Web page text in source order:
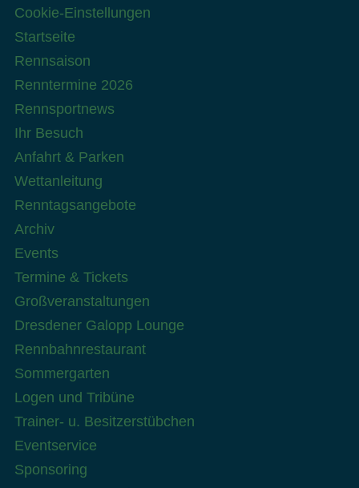
Cookie-Einstellungen
Startseite
Rennsaison
Renntermine 2026
Rennsportnews
Ihr Besuch
Anfahrt & Parken
Wettanleitung
Renntagsangebote
Archiv
Events
Termine & Tickets
Großveranstaltungen
Dresdener Galopp Lounge
Rennbahnrestaurant
Sommergarten
Logen und Tribüne
Trainer- u. Besitzerstübchen
Eventservice
Sponsoring